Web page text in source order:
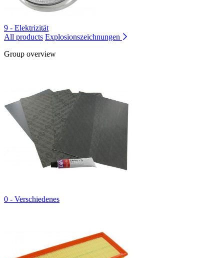
9 - Elektrizität
All products Explosionszeichnungen
Group overview
0 - Verschiedenes